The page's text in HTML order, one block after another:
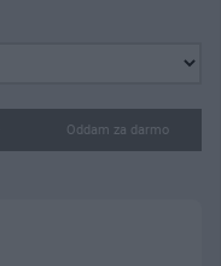
Oddam za darmo